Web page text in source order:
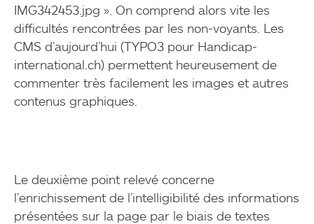
IMG342453.jpg ». On comprend alors vite les
difficultés rencontrées par les non-voyants. Les
CMS d’aujourd’hui (TYPO3 pour Handicap-
international.ch) permettent heureusement de
commenter très facilement les images et autres
contenus graphiques.
Le deuxième point relevé concerne
l’enrichissement de l’intelligibilité des informations
présentées sur la page par le biais de textes